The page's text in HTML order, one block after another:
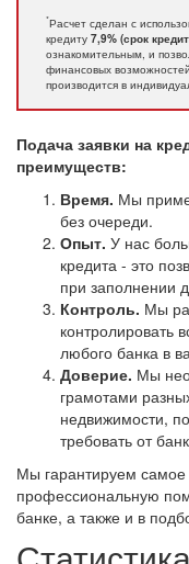
*Расчет сделан с
кредиту 7,9% (срок
ознакомительным, и
финансовых
производится в
Подача заявки на
преимуществ:
Время. Мы
без очереди.
Опыт. У нас
кредита - это
при заполнении
Контроль. Мы
контролировать
любого банка в
Доверие. Мы
грамотами
недвижимости,
требовать от
Мы гарантируем
профессиональную
банке, а также и в